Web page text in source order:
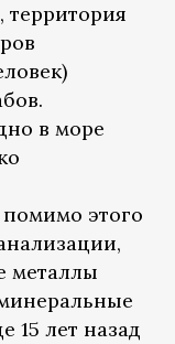
территория
в море
этого
металлы
15 лет назад